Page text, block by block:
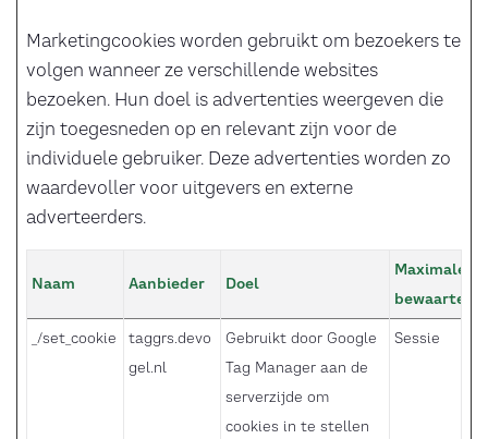
Marketingcookies worden gebruikt om bezoekers te
volgen wanneer ze verschillende websites
bezoeken. Hun doel is advertenties weergeven die
zijn toegesneden op en relevant zijn voor de
individuele gebruiker. Deze advertenties worden zo
waardevoller voor uitgevers en externe
adverteerders.
Naam Aanbieder Doel
Maximale
_/set_cookie taggrs.devo
gel.nl
Gebruikt door Google
Tag Manager aan de
serverzijde om
cookies in te stellen
Sessie